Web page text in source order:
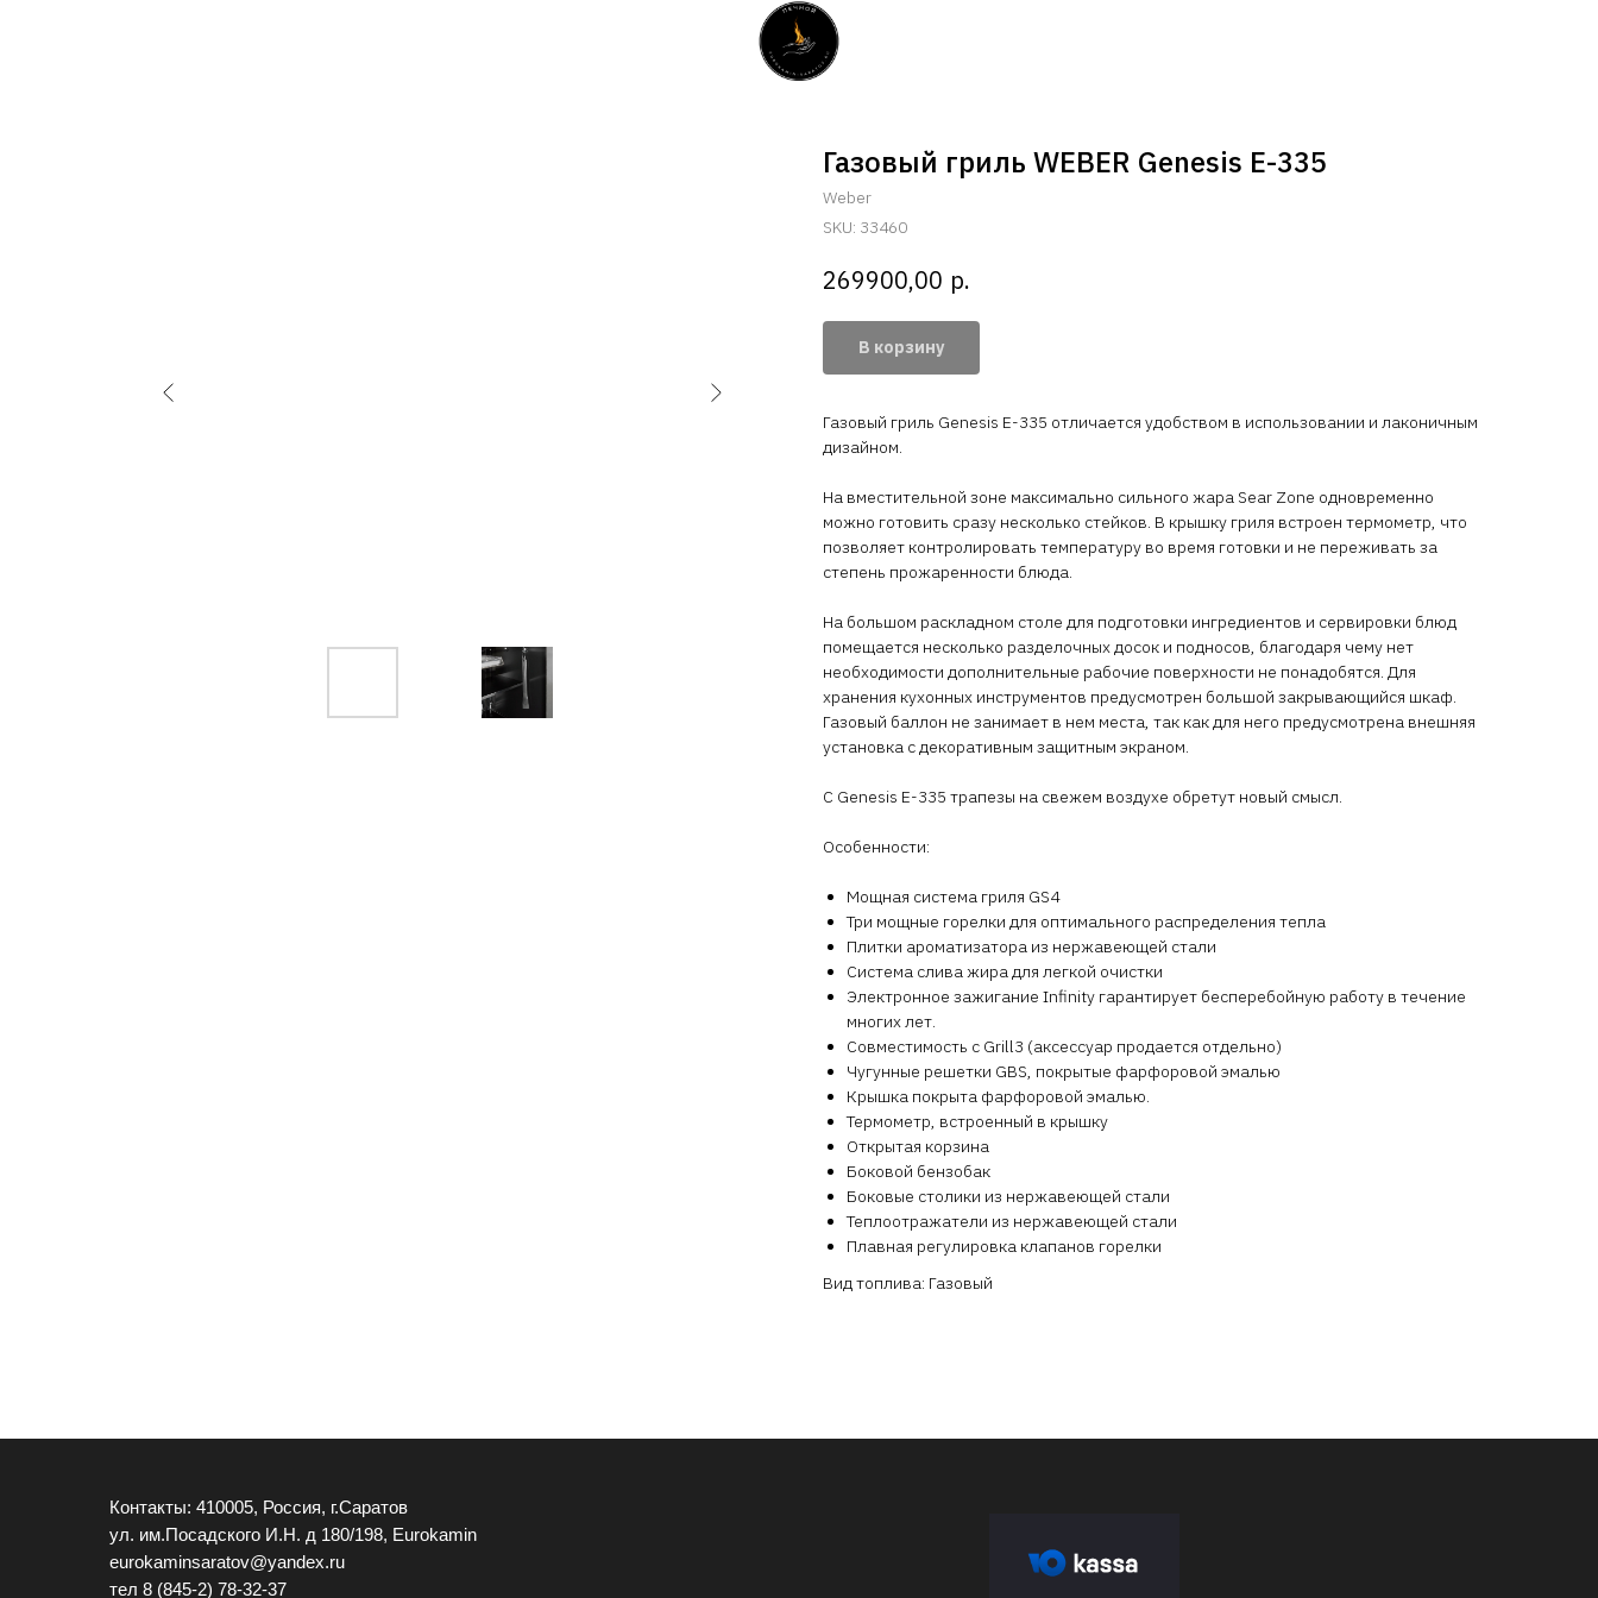
Газовый гриль WEBER Genesis E-335
Weber
SKU: 33460
269900,00 р.
В корзину
Газовый гриль Genesis E-335 отличается удобством в использовании и лаконичным
дизайном.
На вместительной зоне максимально сильного жара Sear Zone одновременно
можно готовить сразу несколько стейков. В крышку гриля встроен термометр, что
позволяет контролировать температуру во время готовки и не переживать за
степень прожаренности блюда.
На большом раскладном столе для подготовки ингредиентов и сервировки блюд
помещается несколько разделочных досок и подносов, благодаря чему нет
необходимости дополнительные рабочие поверхности не понадобятся. Для
хранения кухонных инструментов предусмотрен большой закрывающийся шкаф.
Газовый баллон не занимает в нем места, так как для него предусмотрена внешняя
установка с декоративным защитным экраном.
С Genesis E-335 трапезы на свежем воздухе обретут новый смысл.
Особенности:
Мощная система гриля GS4
Три мощные горелки для оптимального распределения тепла
Плитки ароматизатора из нержавеющей стали
Система слива жира для легкой очистки
Электронное зажигание Infinity гарантирует бесперебойную работу в течение
многих лет.
Совместимость с Grill3 (аксессуар продается отдельно)
Чугунные решетки GBS, покрытые фарфоровой эмалью
Крышка покрыта фарфоровой эмалью.
Термометр, встроенный в крышку
Открытая корзина
Боковой бензобак
Боковые столики из нержавеющей стали
Теплоотражатели из нержавеющей стали
Плавная регулировка клапанов горелки
Вид топлива: Газовый
Контакты: 410005, Россия, г.Саратов
ул. им.Посадского И.Н. д 180/198, Eurokamin
eurokaminsaratov@yandex.ru
тел 8 (845-2) 78-32-37